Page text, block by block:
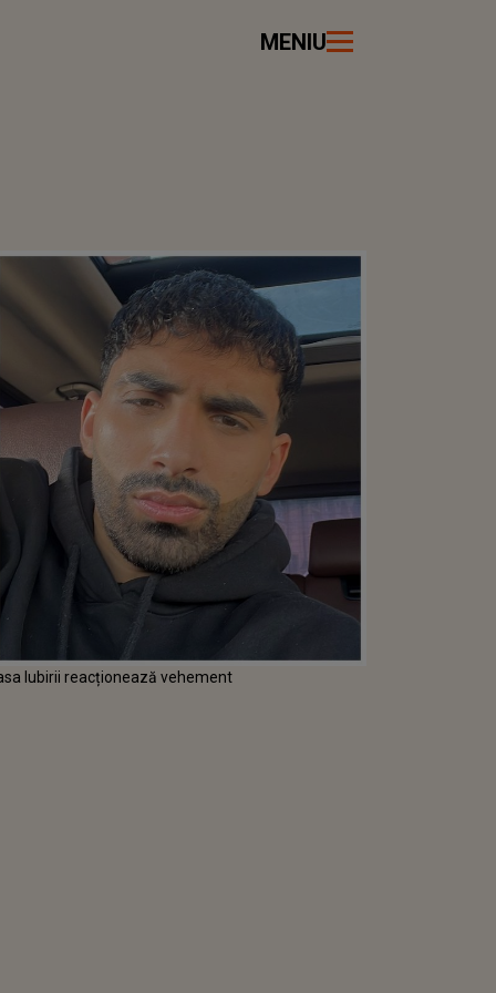
MENIU
Iubirii reacționează vehement